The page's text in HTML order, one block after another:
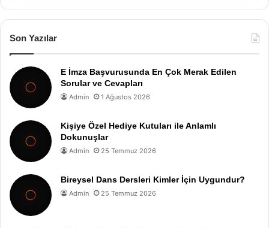
Son Yazılar
E İmza Başvurusunda En Çok Merak Edilen
Sorular ve Cevapları
Admin 1 Ağustos 2026
Kişiye Özel Hediye Kutuları ile Anlamlı
Dokunuşlar
Admin 25 Temmuz 2026
Bireysel Dans Dersleri Kimler İçin Uygundur?
Admin 25 Temmuz 2026